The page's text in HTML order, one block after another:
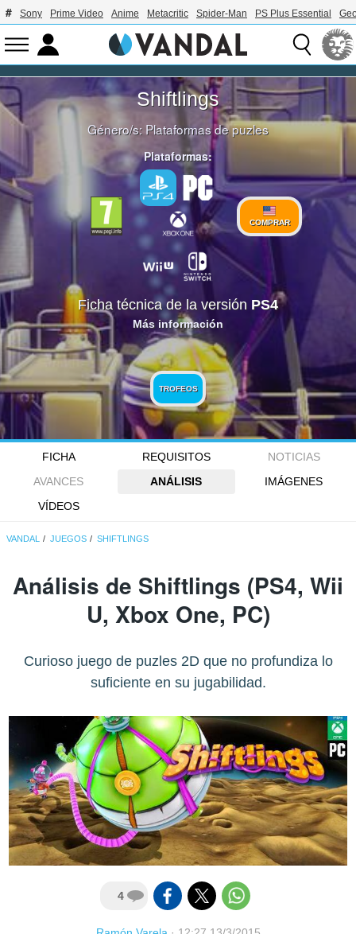
Sony Prime Video Anime Metacritic Spider-Man PS Plus Essential
Shiftlings
Género/s: Plataformas de puzles
Plataformas:
COMPRAR
Ficha técnica de la versión PS4
Más información
TROFEOS
FICHA REQUISITOS
NOTICIAS
AVANCES
ANÁLISIS
IMÁGENES
VÍDEOS
VANDAL JUEGOS SHIFTLINGS
Análisis de Shiftlings (PS4, Wii
U, Xbox One, PC)
Curioso juego de puzles 2D que no profundiza lo
suficiente en su jugabilidad.
4